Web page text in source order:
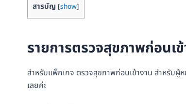
สารบัญ [show]
รายการตรวจสุขภาพก่อนเ
สำหรับแพ็กเกจ ตรวจสุขภาพก่อนเข้างาน สำหรับ
เลยค่ะ